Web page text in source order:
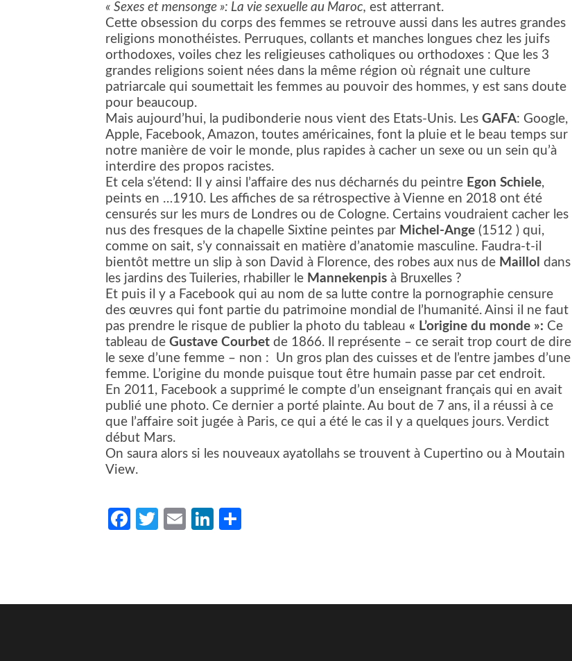
« Sexes et mensonge »: La vie sexuelle au Maroc, est atterrant.
Cette obsession du corps des femmes se retrouve aussi dans les autres grandes
religions monothéistes. Perruques, collants et manches longues chez les juifs
orthodoxes, voiles chez les religieuses catholiques ou orthodoxes : Que les 3
grandes religions soient nées dans la même région où régnait une culture
patriarcale qui soumettait les femmes au pouvoir des hommes, y est sans doute
pour beaucoup.
Mais aujourd’hui, la pudibonderie nous vient des Etats-Unis. Les GAFA: Google,
Apple, Facebook, Amazon, toutes américaines, font la pluie et le beau temps sur
notre manière de voir le monde, plus rapides à cacher un sexe ou un sein qu’à
interdire des propos racistes.
Et cela s’étend: Il y ainsi l’affaire des nus décharnés du peintre Egon Schiele,
peints en …1910. Les affiches de sa rétrospective à Vienne en 2018 ont été
censurés sur les murs de Londres ou de Cologne. Certains voudraient cacher les
nus des fresques de la chapelle Sixtine peintes par Michel-Ange (1512 ) qui,
comme on sait, s’y connaissait en matière d’anatomie masculine. Faudra-t-il
bientôt mettre un slip à son David à Florence, des robes aux nus de Maillol dans
les jardins des Tuileries, rhabiller le Mannekenpis à Bruxelles ?
Et puis il y a Facebook qui au nom de sa lutte contre la pornographie censure
des œuvres qui font partie du patrimoine mondial de l’humanité. Ainsi il ne faut
pas prendre le risque de publier la photo du tableau « L’origine du monde »: Ce
tableau de Gustave Courbet de 1866. Il représente – ce serait trop court de dire
le sexe d’une femme – non :
Un gros plan des cuisses et de l’entre jambes d’une
femme. L’origine du monde puisque tout être humain passe par cet endroit.
En 2011, Facebook a supprimé le compte d’un enseignant français qui en avait
publié une photo. Ce dernier a porté plainte. Au bout de 7 ans, il a réussi à ce
que l’affaire soit jugée à Paris, ce qui a été le cas il y a quelques jours. Verdict
début Mars.
On saura alors si les nouveaux ayatollahs se trouvent à Cupertino ou à Moutain
View.
Facebook
Twitter
EmailLinkedIn